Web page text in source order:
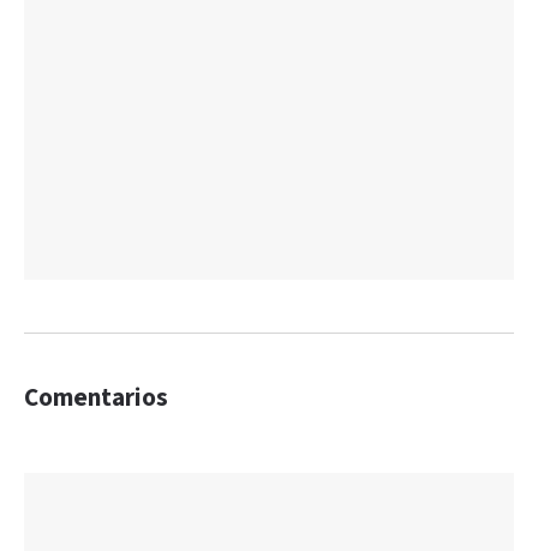
Comentarios